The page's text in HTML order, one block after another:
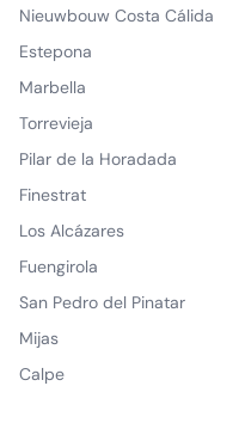
Nieuwbouw Costa Cálida
Estepona
Marbella
Torrevieja
Pilar de la Horadada
Finestrat
Los Alcázares
Fuengirola
San Pedro del Pinatar
Mijas
Calpe